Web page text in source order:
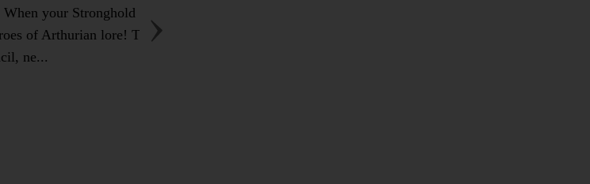
your Stronghold reaches level 10 you
of Arthurian lore! The Summoning Circle
ne...